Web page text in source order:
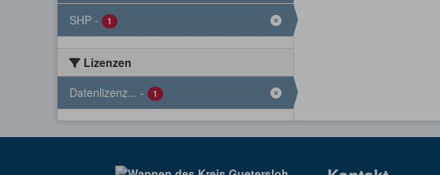
SHP - 1
Lizenzen
Datenlizenz... - 1